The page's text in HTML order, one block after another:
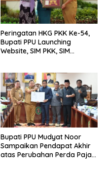
Peringatan HKG PKK Ke-54,
Bupati PPU Launching
Website, SIM PKK, SIM
Bupati PPU Mudyat Noor
Sampaikan Pendapat Akhir
atas Perubahan Perda Pajak